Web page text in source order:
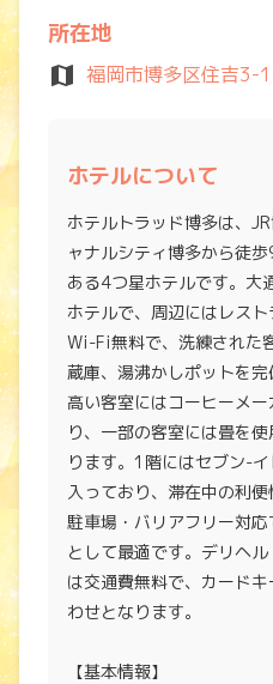
所在地
map 福岡市博多区住吉3-
ホテルについて
ホテルトラッド博多は、
ャナルシティ博多から徒
ある4つ星ホテルです。大
ホテルで、周辺にはレス
Wi-Fi無料で、洗練された
蔵庫、湯沸かしポットを
高い客室にはコーヒーメ
り、一部の客室には畳を
ります。1階にはセブン-
入っており、滞在中の利
駐車場・バリアフリー対
として最適です。デリヘ
は交通費無料で、カード
わせとなります。
【基本情報】